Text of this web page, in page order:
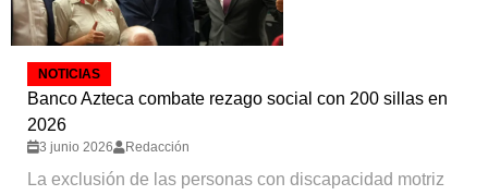
NOTICIAS
Banco Azteca combate rezago social con 200 sillas en
2026
3 junio 2026 Redacción
La exclusión de las personas con discapacidad motriz